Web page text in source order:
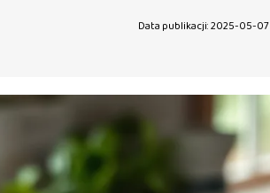
Data publikacji: 2025-05-07